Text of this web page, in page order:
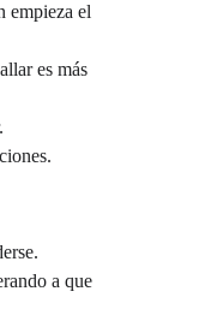
empieza el
es más
a que